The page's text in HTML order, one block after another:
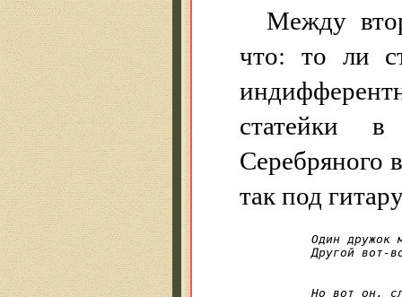
Между
что: то ли
статейки в
Серебряного
так под
Один дружок
Другой вот-
Но вот он,